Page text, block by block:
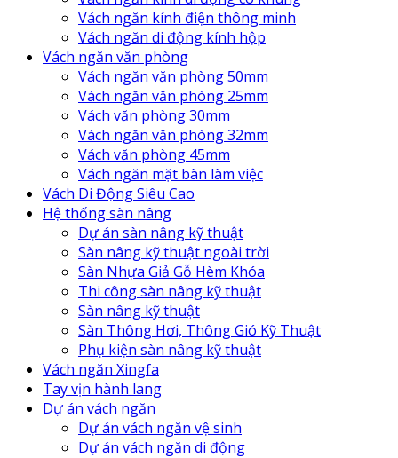
Vách ngăn kính điện thông minh
Vách ngăn di động kính hộp
Vách ngăn văn phòng
Vách ngăn văn phòng 50mm
Vách ngăn văn phòng 25mm
Vách văn phòng 30mm
Vách ngăn văn phòng 32mm
Vách văn phòng 45mm
Vách ngăn mặt bàn làm việc
Vách Di Động Siêu Cao
Hệ thống sàn nâng
Dự án sàn nâng kỹ thuật
Sàn nâng kỹ thuật ngoài trời
Sàn Nhựa Giả Gỗ Hèm Khóa
Thi công sàn nâng kỹ thuật
Sàn nâng kỹ thuật
Sàn Thông Hơi, Thông Gió Kỹ Thuật
Phụ kiện sàn nâng kỹ thuật
Vách ngăn Xingfa
Tay vịn hành lang
Dự án vách ngăn
Dự án vách ngăn vệ sinh
Dự án vách ngăn di động